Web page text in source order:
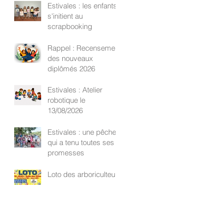
Estivales : les enfants
s'initient au
scrapbooking
Rappel : Recensement
des nouveaux
diplômés 2026
Estivales : Atelier
robotique le
13/08/2026
Estivales : une pêche
qui a tenu toutes ses
promesses
Loto des arboriculteurs